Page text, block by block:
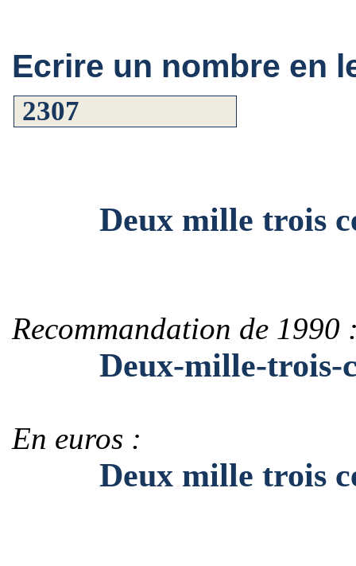
Ecrire un nombre en
Deux mille trois
Recommandation de 1990
Deux-mille-trois-
En euros :
Deux mille trois